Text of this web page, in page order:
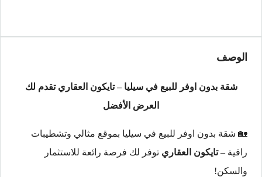
الوصف
شقة بدون اوفر للبيع في سيليا – تايكون العقاري تقدم لك
العرض الأفضل
🏡 شقة بدون اوفر للبيع في سيليا بموقع مثالي وتشطيبات
راقية –تايكون العقاري توفر لك فرصة رائعة للاستثمار
والسكن!